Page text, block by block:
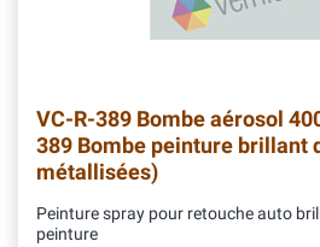
VC-R-389 Bombe aérosol
389 Bombe peinture brillant
métallisées)
Peinture spray pour retouche auto
peinture